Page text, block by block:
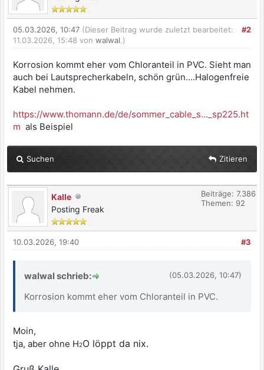
#2
05.03.2026, 10:47 (Dieser Beitrag wurde zuletzt bearbeitet:
11.03.2026, 15:48 von walwal.)
Korrosion kommt eher vom Chloranteil in PVC. Sieht man
auch bei Lautsprecherkabeln, schön grün....Halogenfreie
Kabel nehmen.
https://www.thomann.de/de/sommer_cable_s..._sp225.ht
m als Beispiel
Suchen Zitieren
Kalle
Posting Freak
Beiträge: 7.386
Themen: 92
#3
10.03.2026, 19:40
(05.03.2026, 10:47)
walwal schrieb:
Korrosion kommt eher vom Chloranteil in PVC.
Moin,
tja, aber ohne H2O löppt da nix.